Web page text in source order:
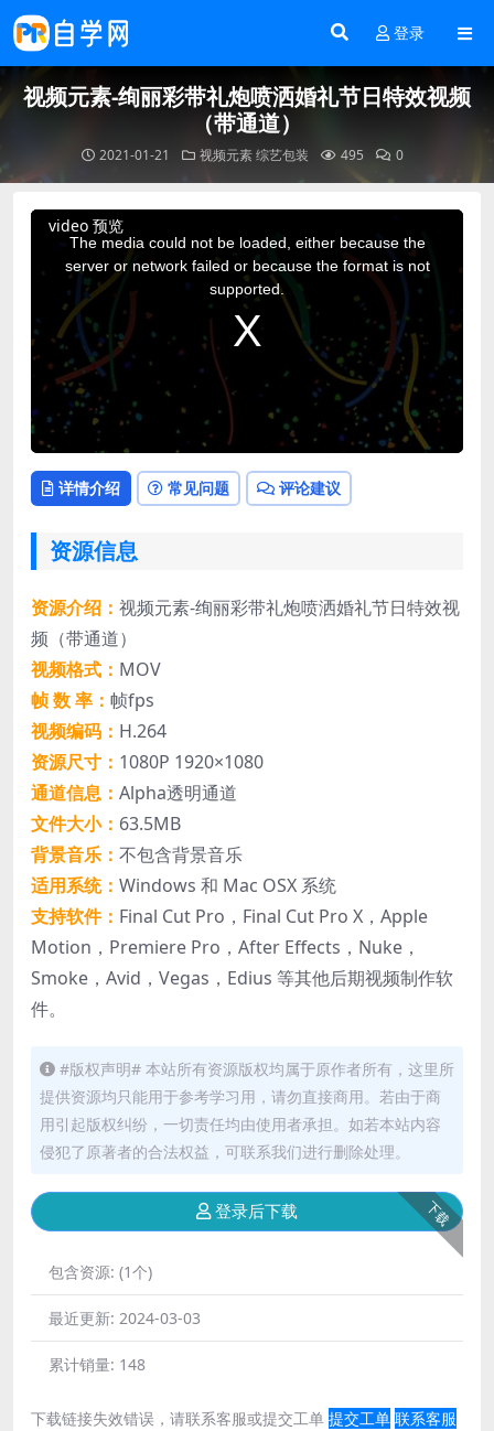
登录
视频元素-绚丽彩带礼炮喷洒婚礼节日特效视频
（带通道）
2021-01-21 视频元素综艺包装 495 0
video 预览
This
The media could not be loaded, either because the
server or network failed or because the format is not
supported.
详情介绍 常见问题 评论建议
资源信息
资源介绍： 视频元素-绚丽彩带礼炮喷洒婚礼节日特效视
频（带通道）
视频格式： MOV
帧 数 率： 帧fps
视频编码： H.264
资源尺寸： 1080P 1920×1080
通道信息： Alpha透明通道
文件大小： 63.5MB
背景音乐： 不包含背景音乐
适用系统： Windows 和 Mac OSX 系统
支持软件： Final Cut Pro，Final Cut Pro X，Apple
Motion，Premiere Pro，After Effects，Nuke，
Smoke，Avid，Vegas，Edius 等其他后期视频制作软
件。
#版权声明# 本站所有资源版权均属于原作者所有，这里所
提供资源均只能用于参考学习用，请勿直接商用。若由于商
用引起版权纠纷，一切责任均由使用者承担。如若本站内容
侵犯了原著者的合法权益，可联系我们进行删除处理。
下载
登录后下载
包含资源: (1个)
最近更新: 2024-03-03
累计销量: 148
下载链接失效错误，请联系客服或提交工单 提交工单 联系客服